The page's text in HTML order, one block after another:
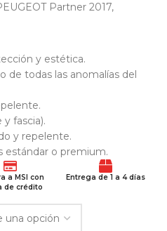
Partner 2017,
y estética.
todas las anomalías del
fascia).
y repelente.
estándar o premium.
a MSI con
de crédito
Entrega de 1 a 4 días